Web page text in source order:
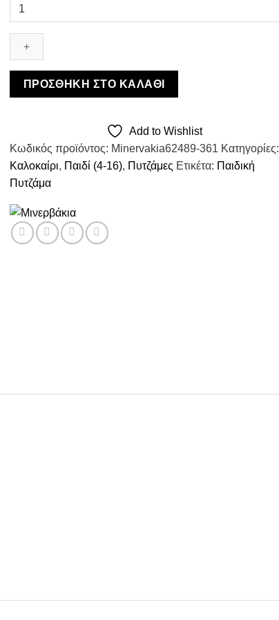
Rainbow
Sweet
ποσότητα
ΠΡΟΣΘΉΚΗ ΣΤΟ ΚΑΛΆΘΙ
Add to Wishlist
Κωδικός προϊόντος: Minervakia62489-361 Κατηγορίες:
Καλοκαίρι, Παιδί (4-16), Πυτζάμες Ετικέτα: Παιδική
Πυτζάμα